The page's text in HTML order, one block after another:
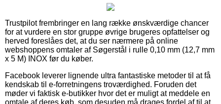
Trustpilot frembringer en lang række ønskværdige chancer
for at vurdere en stor gruppe øvrige brugeres opfattelser og
herved foreslåes det, at du ser nærmere på online
webshoppens omtaler af Søgerstål i rulle 0,10 mm (12,7 mm
x 5 M) INOX før du køber.
Facebook leverer lignende ultra fantastiske metoder til at få
kendskab til e-forretningens troværdighed. Foruden det
møder vi faktisk e-butikker hvor det er muligt at meddele en
omtale af deres køb, som desuden må drages fordel af til at